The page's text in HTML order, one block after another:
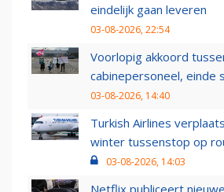
eindelijk gaan leveren
03-08-2026, 22:54
Voorlopig akkoord
cabinepersoneel, einde
03-08-2026, 14:40
Turkish Airlines
winter tussenstop op
03-08-2026, 14:03
Netflix publiceert